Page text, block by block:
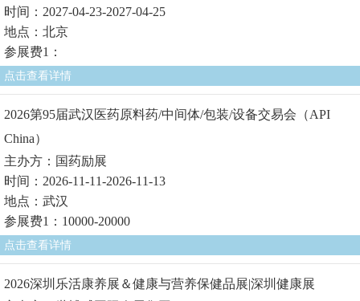
时间：2027-04-23-2027-04-25
地点：北京
参展费1：
点击查看详情
2026第95届武汉医药原料药/中间体/包装/设备交易会（API
China）
主办方：国药励展
时间：2026-11-11-2026-11-13
地点：武汉
参展费1：10000-20000
点击查看详情
2026深圳乐活康养展＆健康与营养保健品展|深圳健康展